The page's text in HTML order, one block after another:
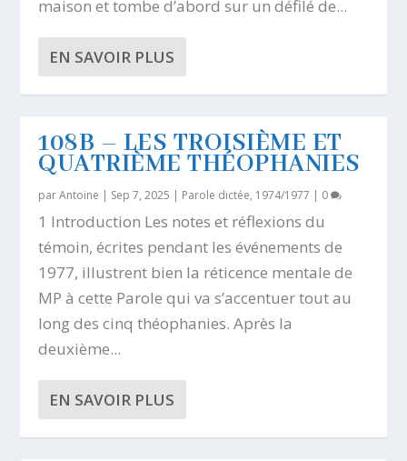
maison et tombe d’abord sur un défilé de...
EN SAVOIR PLUS
108B – LES TROISIÈME ET
QUATRIÈME THÉOPHANIES
parAntoine | Sep 7, 2025 | Parole dictée, 1974/1977 | 0
1 Introduction Les notes et réflexions du
témoin, écrites pendant les événements de
1977, illustrent bien la réticence mentale de
MP à cette Parole qui va s’accentuer tout au
long des cinq théophanies. Après la
deuxième...
EN SAVOIR PLUS